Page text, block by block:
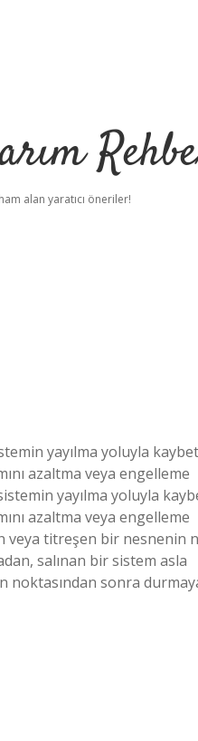
alan yaratıcı öneriler!
yayılma yoluyla
azaltma veya engelleme
yayılma yoluyla
azaltma veya engelleme
veya titreşen bir nesnenin
salınan bir sistem asla
noktasından sonra